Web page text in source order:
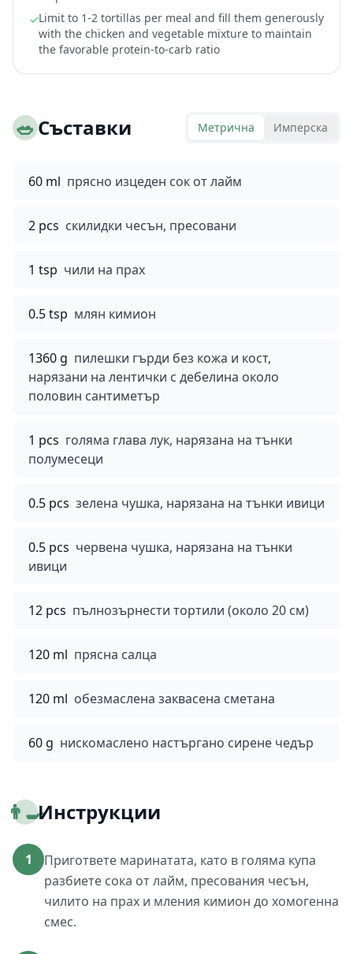
✓Limit to 1-2 tortillas per meal and fill them generously
with the chicken and vegetable mixture to maintain
the favorable protein-to-carb ratio
🥗Съставки Метрична Имперска
60 ml прясно изцеден сок от лайм
2 pcs скилидки чесън, пресовани
1 tsp чили на прах
0.5 tsp млян кимион
1360 g пилешки гърди без кожа и кост,
нарязани на лентички с дебелина около
половин сантиметър
1 pcs голяма глава лук, нарязана на тънки
полумесеци
0.5 pcs зелена чушка, нарязана на тънки ивици
0.5 pcs червена чушка, нарязана на тънки
ивици
12 pcs пълнозърнести тортили (около 20 см)
120 ml прясна салца
120 ml обезмаслена заквасена сметана
60 g нискомаслено настъргано сирене чедър
👨‍🍳Инструкции
1
Пригответе маринатата, като в голяма купа
разбиете сока от лайм, пресования чесън,
чилито на прах и мления кимион до хомогенна
смес.